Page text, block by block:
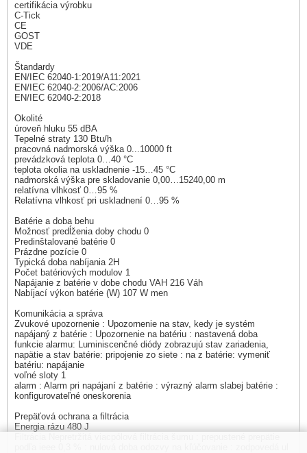
certifikácia výrobku
C-Tick
CE
GOST
VDE
Štandardy
EN/IEC 62040-1:2019/A11:2021
EN/IEC 62040-2:2006/AC:2006
EN/IEC 62040-2:2018
Okolité
úroveň hluku 55 dBA
Tepelné straty 130 Btu/h
pracovná nadmorská výška 0...10000 ft
prevádzková teplota 0…40 °C
teplota okolia na uskladnenie -15…45 °C
nadmorská výška pre skladovanie 0,00…15240,00 m
relatívna vlhkosť 0…95 %
Relatívna vlhkosť pri uskladnení 0…95 %
Batérie a doba behu
Možnosť predĺženia doby chodu 0
Predinštalované batérie 0
Prázdne pozície 0
Typická doba nabíjania 2H
Počet batériových modulov 1
Napájanie z batérie v dobe chodu VAH 216 Váh
Nabíjací výkon batérie (W) 107 W men
Komunikácia a správa
Zvukové upozornenie : Upozornenie na stav, kedy je systém
napájaný z batérie : Upozornenie na batériu : nastavená doba
funkcie alarmu: Luminiscenčné diódy zobrazujú stav zariadenia,
napätie a stav batérie: pripojenie zo siete : na z batérie: vymeniť
batériu: napájanie
voľné sloty 1
alarm : Alarm pri napájaní z batérie : výrazný alarm slabej batérie :
konfigurovateľné oneskorenia
Prepäťová ochrana a filtrácia
Energia rázu 480 J